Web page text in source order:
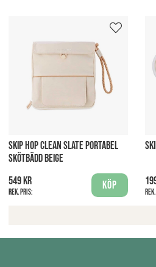
SKIP HOP CLEAN SLATE PORTABEL
SKÖTBÄDD BEIGE
549 kr
Rek. pris:
Köp